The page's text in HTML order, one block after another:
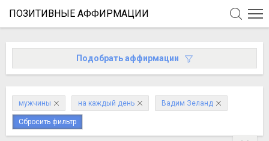
ПОЗИТИВНЫЕ АФФИРМАЦИИ
Подобрать аффирмации
мужчины на каждый день Вадим Зеланд
Сбросить фильтр